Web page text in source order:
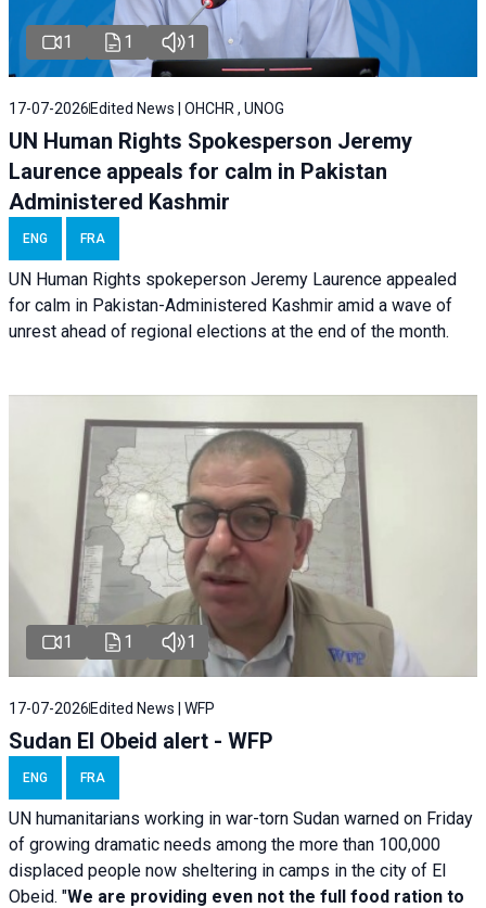
1 1 1
17-07-2026 Edited News | OHCHR , UNOG
UN Human Rights Spokesperson Jeremy
Laurence appeals for calm in Pakistan
Administered Kashmir
ENG FRA
UN Human Rights spokeperson Jeremy Laurence appealed
for calm in Pakistan-Administered Kashmir amid a wave of
unrest ahead of regional elections at the end of the month.
1 1 1
17-07-2026 Edited News | WFP
Sudan El Obeid alert - WFP
ENG FRA
UN humanitarians working in war-torn Sudan warned on Friday
of growing dramatic needs among the more than 100,000
displaced people now sheltering in camps in the city of El
Obeid. "We are providing even not the full food ration to